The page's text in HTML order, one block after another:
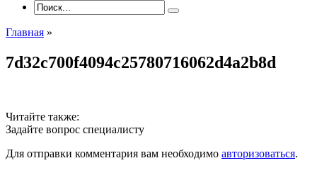
Главная »
7d32c700f4094c25780716062d4a2b8d
Читайте также:
Задайте вопрос специалисту
Для отправки комментария вам необходимо авторизоваться.